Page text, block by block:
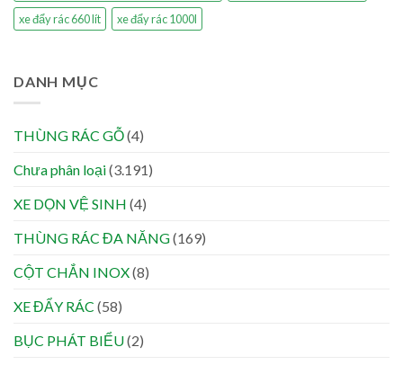
xe đẩy rác 660 lít
xe đẩy rác 1000l
DANH MỤC
THÙNG RÁC GỖ(4)
Chưa phân loại(3.191)
XE DỌN VỆ SINH (4)
THÙNG RÁC ĐA NĂNG(169)
CỘT CHẮN INOX(8)
XE ĐẨY RÁC (58)
BỤC PHÁT BIỂU(2)